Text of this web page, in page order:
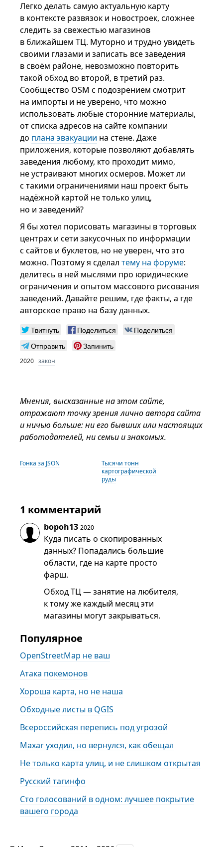
Легко делать самую актуальную карту
в контексте развязок и новостроек, сложнее
следить за свежестью магазинов
в ближайшем ТЦ. Муторно и трудно увидеть
своими глазами и записать все заведения
в своём районе, невозможно повторить
такой обход во второй, в третий раз.
Сообщество OSM с подозрением смотрит
на импорты и не уверено, что можно
использовать любые сторонние материалы,
от списка адресов на сайте компании
до плана эвакуации на стене. Даже
приложения, которые позволяют добавлять
заведения любому, кто проходит мимо,
не устраивают многих осмеров. Может ли
с такими ограничениями наш проект быть
надёжной картой не только улиц,
но и заведений?
Я бы хотел порисовать магазины в торговых
центрах и сети закусочных по информации
с сайтов и буклетов, но не уверен, что это
можно. Поэтому я сделалтему на форуме:
делитесь в ней мыслями про юридические
ограничения и опытом массового рисования
заведений. Давайте решим, где факты, а где
авторское право на базу данных.
Твитнуть Поделиться
Поделиться
Отправить
Запинить
2020 закон
Мнения, высказанные на этом сайте,
отражают точку зрения лично автора сайта
и ничью больше: ни его бывших или настоящих
работодателей, ни семьи и знакомых.
Гонка за JSON
Тысячи тонн
картографической
руды
1 комментарий
bopoh13 2020
Куда писать о скопированных
данных? Попадались большие
области, где на карте просто
фарш.
Обход ТЦ — занятие на любителя,
к тому же каждый месяц эти
магазины могут закрываться.
Популярное
OpenStreetMap не ваш
Атака покемонов
Хороша карта, но не наша
Обходные листы в QGIS
Всероссийская перепись под угрозой
Maxar уходил, но вернулся, как обещал
Не только карта улиц, и не слишком открытая
Русский тагинфо
Сто голосований в одном: лучшее покрытие
вашего города